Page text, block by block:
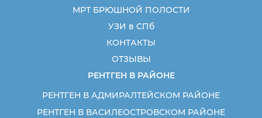
МРТ БРЮШНОЙ ПОЛОСТИ
УЗИ в СПб
КОНТАКТЫ
ОТЗЫВЫ
РЕНТГЕН В РАЙОНЕ
РЕНТГЕН В АДМИРАЛТЕЙСКОМ РАЙОНЕ
РЕНТГЕН В ВАСИЛЕОСТРОВСКОМ РАЙОНЕ